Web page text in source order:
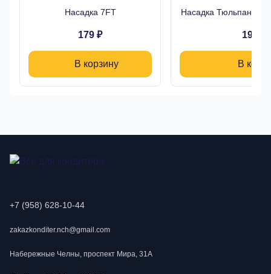
Насадка 7FT
179 ₽
В корзину
Насадка Тюльпан
190 ₽
В
+7 (958) 628-10-44
zakazkonditer.nch@gmail.com
Набережные Челны, проспект Мира, 31А